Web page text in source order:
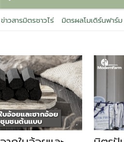
ข่าวสารมิตรชาวไร่ มิตรผลโมเดิร์นฟาร์ม